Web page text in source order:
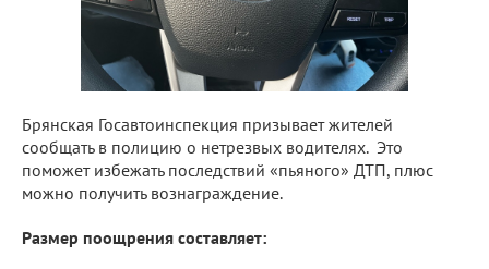
Брянская Госавтоинспекция призывает жителей
сообщать в полицию о нетрезвых водителях. Это
поможет избежать последствий «пьяного» ДТП, плюс
можно получить вознаграждение.
Размер поощрения составляет: